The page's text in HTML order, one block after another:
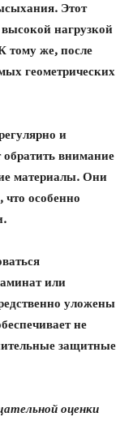
Этот
высокой нагрузкой
тому же, после
геометрических
и
обратить внимание
материалы. Они
особенно
или
уложены
не
защитные
оценки